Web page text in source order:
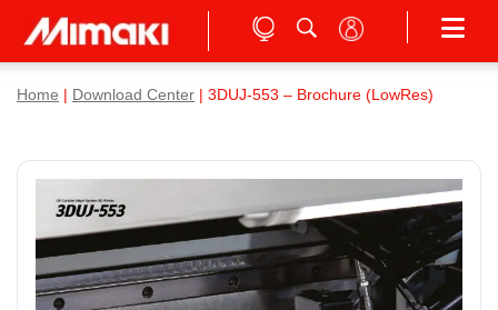
Home Download Center | 3DUJ-553 – Brochure (LowRes)